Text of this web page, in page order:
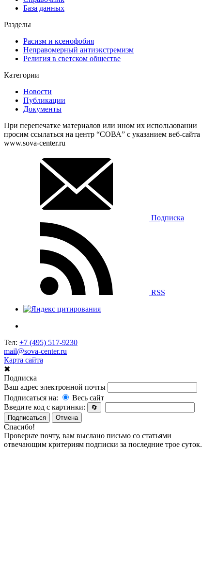
База данных
Разделы
Расизм и ксенофобия
Неправомерный антиэкстремизм
Религия в светском обществе
Категории
Новости
Публикации
Документы
При перепечатке материалов или ином их использовании
просим ссылаться на центр “СОВА” с указанием веб-сайта
www.sova-center.ru
Подписка
RSS
Тел: +7 (495) 517-9230
mail@sova-center.ru
Карта сайта
✖
Подписка
Ваш адрес электронной почты
Подписаться на:
Весь сайт
Введите код с картинки:
🔄
Подписаться
Отмена
Спасибо!
Проверьте почту, вам выслано письмо со статьями
отвечающим критериям подписки за последние трое суток.